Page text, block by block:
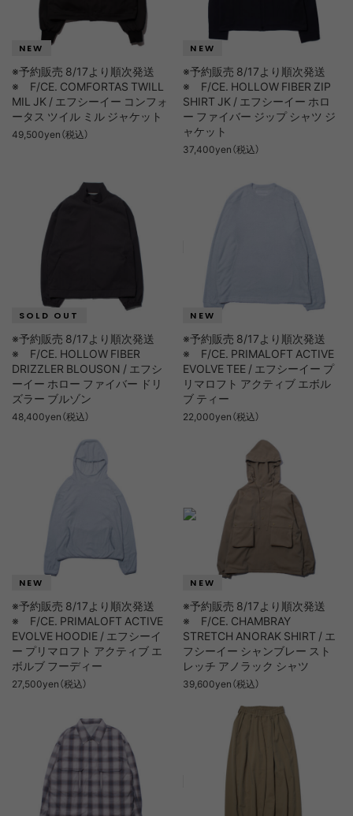
※予約販売 8/17より順次発送
※ F/CE. COMFORTAS TWILL
MIL JK / エフシーイー コンフォ
ータス ツイル ミル ジャケット
49,500yen（税込）
※予約販売 8/17より順次発送
※ F/CE. HOLLOW FIBER ZIP
SHIRT JK / エフシーイー ホロ
ー ファイバー ジップ シャツ ジ
ャケット
37,400yen（税込）
※予約販売 8/17より順次発送
※ F/CE. HOLLOW FIBER
DRIZZLER BLOUSON / エフシ
ーイー ホロー ファイバー ドリ
ズラー ブルゾン
48,400yen（税込）
※予約販売 8/17より順次発送
※ F/CE. PRIMALOFT ACTIVE
EVOLVE TEE / エフシーイー プ
リマロフト アクティブ エボル
ブ ティー
22,000yen（税込）
※予約販売 8/17より順次発送
※ F/CE. PRIMALOFT ACTIVE
EVOLVE HOODIE / エフシーイ
ー プリマロフト アクティブ エ
ボルブ フーディー
27,500yen（税込）
※予約販売 8/17より順次発送
※ F/CE. CHAMBRAY
STRETCH ANORAK SHIRT / エ
フシーイー シャンブレー スト
レッチ アノラック シャツ
39,600yen（税込）